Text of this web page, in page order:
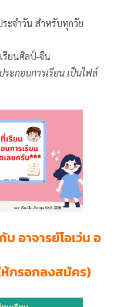
ะจำวัน สำหรับทุกวัย
รียนศิลป์-จีน
ะกอบการเรียน เป็นไฟล์
อาจารย์โอเว่น อ
ห้กรอกลงสมัคร)